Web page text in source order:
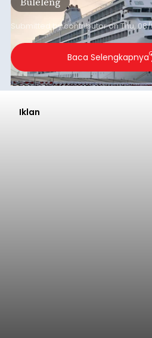
dibandingkan periode yang
yang tercatat sebesar 1,32 juta
Submitted bycontributoronThu,
Baca Selengkapnya
Iklan